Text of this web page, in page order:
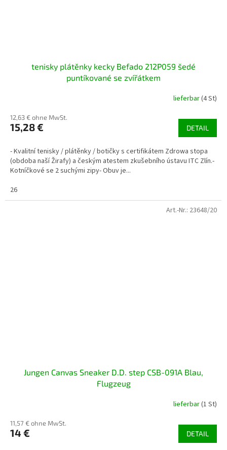
tenisky plátěnky kecky Befado 212P059 šedé
puntíkované se zvířátkem
lieferbar(4 St)
12,63 € ohne MwSt.
15,28 € DETAIL
- Kvalitní tenisky / plátěnky / botičky s certifikátem Zdrowa stopa
(obdoba naší Žirafy) a českým atestem zkušebního ústavu ITC Zlín.-
Kotníčkové se 2 suchými zipy- Obuv je...
26
Jungen Canvas Sneaker D.D. step CSB-091A Blau,
Flugzeug
lieferbar(1 St)
11,57 € ohne MwSt.
14 € DETAIL
Art.-Nr.: 23648/20